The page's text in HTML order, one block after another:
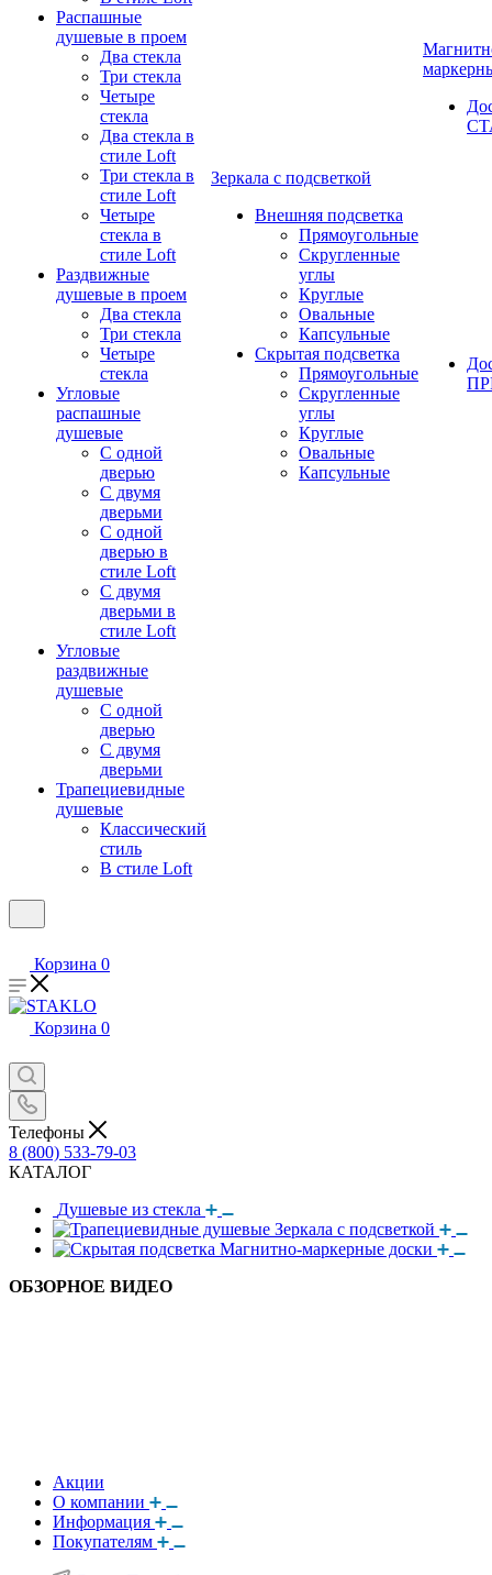
Распашные
душевые в проем
Два стекла
Три стекла
Четыре
стекла
Два стекла в
стиле Loft
Три стекла в
стиле Loft
Четыре
стекла в
стиле Loft
Раздвижные
душевые в проем
Два стекла
Три стекла
Четыре
стекла
Угловые
распашные
душевые
С одной
дверью
С двумя
дверьми
С одной
дверью в
стиле Loft
С двумя
дверьми в
стиле Loft
Угловые
раздвижные
душевые
С одной
дверью
С двумя
дверьми
Трапециевидные
душевые
Классический
стиль
В стиле Loft
Зеркала с подсветкой
Внешняя подсветка
Прямоугольные
Скругленные
углы
Круглые
Овальные
Капсульные
Скрытая подсветка
Прямоугольные
Скругленные
углы
Круглые
Овальные
Капсульные
Корзина 0
Корзина 0
Телефоны
8 (800) 533-79-03
КАТАЛОГ
Душевые из стекла
Зеркала с подсветкой
Магнитно-маркерные доски
ОБЗОРНОЕ ВИДЕО
Акции
О компании
Информация
Покупателям